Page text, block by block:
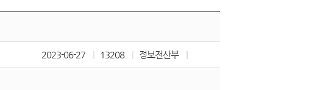
2023-06-27 13208 정보전산부